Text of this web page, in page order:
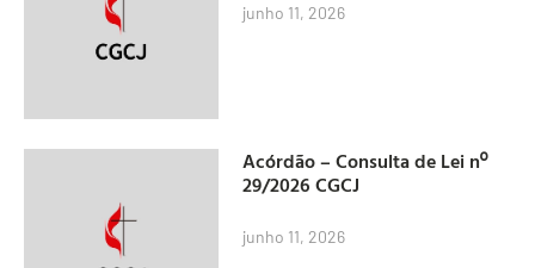
junho 11, 2026
Acórdão – Consulta de Lei nº
29/2026 CGCJ
junho 11, 2026